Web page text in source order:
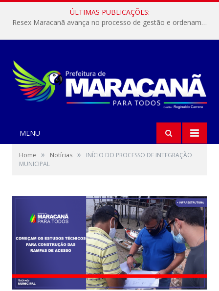
ÚLTIMAS PUBLICAÇÕES:
Resex Maracanã avança no processo de gestão e ordenamento do turismo em nossas áreas protegidas.
MENU
Home » Notícias »
INÍCIO DO PROCESSO DE INTEGRAÇÃO
MUNICIPAL